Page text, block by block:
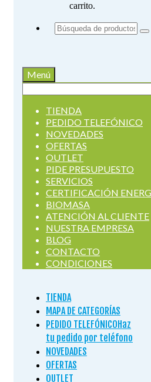
carrito.
Buscar
Menú
TIENDA
PEDIDO TELEFÓNICO
NOVEDADES
OFERTAS
OUTLET
PIDE PRESUPUESTO
SERVICIOS
CERTIFICACIÓN
BIOMASA
ATENCIÓN AL CLIENTE
NUESTRA EMPRESA
BLOG
CONTACTO
CONDICIONES
TIENDA
MAPA DE CATEGORÍAS
PEDIDO TELEFÓNICO Haz
tu pedido por teléfono
NOVEDADES
OFERTAS
OUTLET